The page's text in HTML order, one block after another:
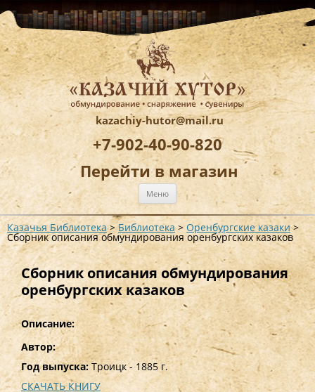
kazachiy-hutor@mail.ru
+7-902-40-90-820
Перейти в магазин
Меню Перейти
к
содержимому
Казачья Библиотека>Библиотека> Оренбургские казаки>
Сборник описания обмундирования оренбургских казаков
Сборник описания обмундирования
оренбургских казаков
Описание:
Автор:
Год выпуска: Троицк - 1885 г.
СКАЧАТЬ КНИГУ